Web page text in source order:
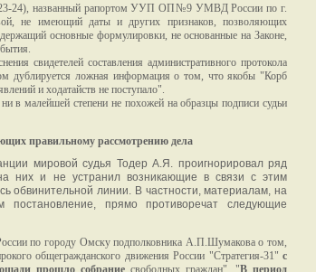
24), названный рапортом УУП ОП№9 УМВД России по г.
не имеющий даты и других признаков, позволяющих
основные формулировки, не основанные на Законе,
свидетелей составления административного протокола
дублируется ложная информация о том, что якобы "Корб
и ходатайств не поступало".
в малейшей степени не похожей на образцы подписи судьи
правильному рассмотрению дела
мировой судья Тодер А.Я. проигнорировал ряд
них и не устранил возникающие в связи с этим
обвинительной линии. В частности, материалам, на
постановление, прямо противоречат следующие
по городу Омску подполковника А.П.Шумакова о том,
общегражданского движения России "Стратегия-31"с
прошло собрание свободных граждан". "В период